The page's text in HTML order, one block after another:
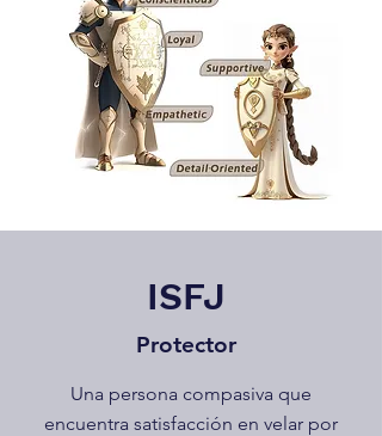
ISFJ
Protector
Una persona compasiva que
encuentra satisfacción en velar por